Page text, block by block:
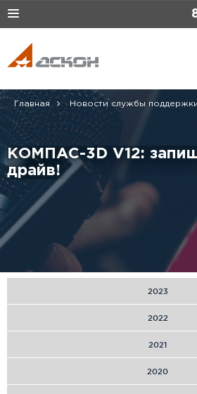
Toggle
navigation
Главная Новости службы
КОМПАС-3D V12:
драйв!
2023
2022
2021
2020